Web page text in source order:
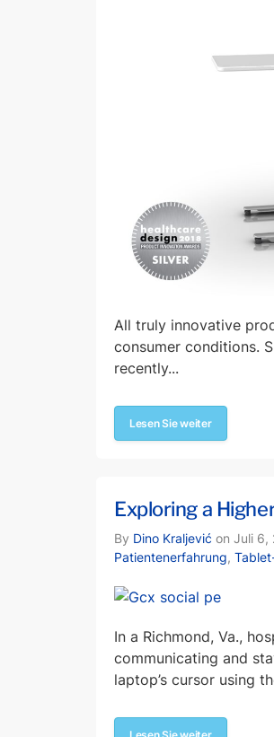
All truly innovative
consumer conditions.
recently...
Lesen Sie weiter
Exploring a
By Dino Kraljević on Juli 6,
Patientenerfahrung,
In a Richmond, Va.,
communicating and
laptop’s cursor using